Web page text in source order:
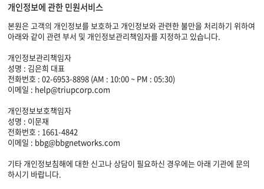
개인정보에 관한 민원서비스
본원은 고객의 개인정보를 보호하고 개인정보와 관련한 불만을 처리하기 위하여
아래와 같이 관련 부서 및 개인정보관리책임자를 지정하고 있습니다.
개인정보관리책임자
성명 : 김은희 대표
전화번호 : 02-6953-8898 (AM : 10:00 ~ PM : 05:30)
이메일 : help@triupcorp.com
개인정보보호책임자
성명 : 이문재
전화번호 : 1661-4842
이메일 : bbg@bbgnetworks.com
기타 개인정보침해에 대한 신고나 상담이 필요하신 경우에는 아래 기관에 문의
하시기 바랍니다.